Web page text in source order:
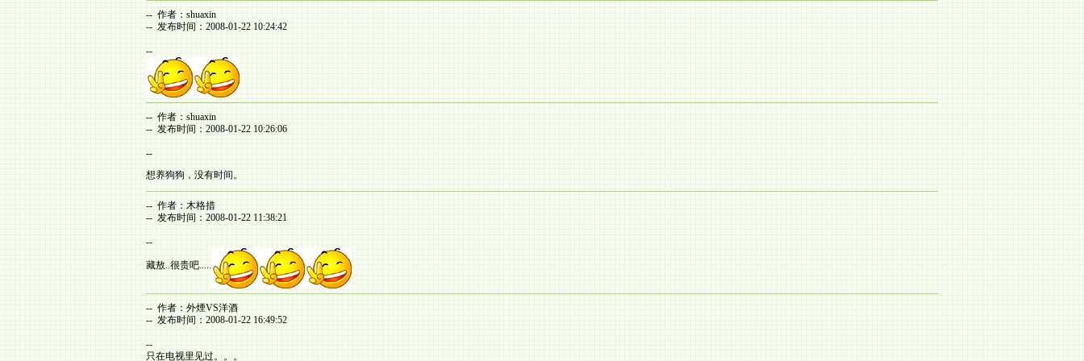
-- 作者：shuaxin
-- 发布时间：2008-01-22 10:24:42
--
-- 作者：shuaxin
-- 发布时间：2008-01-22 10:26:06
--
想养狗狗，没有时间。
-- 作者：木格措
-- 发布时间：2008-01-22 11:38:21
--
藏敖..很贵吧.....
-- 作者：外煙VS洋酒
-- 发布时间：2008-01-22 16:49:52
--
只在电视里见过。。。